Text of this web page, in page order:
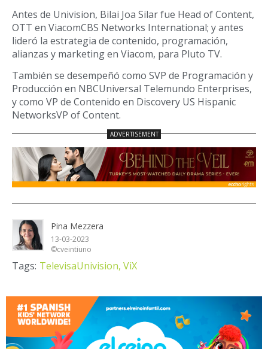
Antes de Univision, Bilai Joa Silar fue Head of Content,
OTT en ViacomCBS Networks International; y antes
lideró la estrategia de contenido, programación,
alianzas y marketing en Viacom, para Pluto TV.
También se desempeñó como SVP de Programación y
Producción en NBCUniversal Telemundo Enterprises,
y como VP de Contenido en Discovery US Hispanic
NetworksVP of Content.
Pina Mezzera
13-03-2023
©cveintiuno
Tags: TelevisaUnivision, ViX